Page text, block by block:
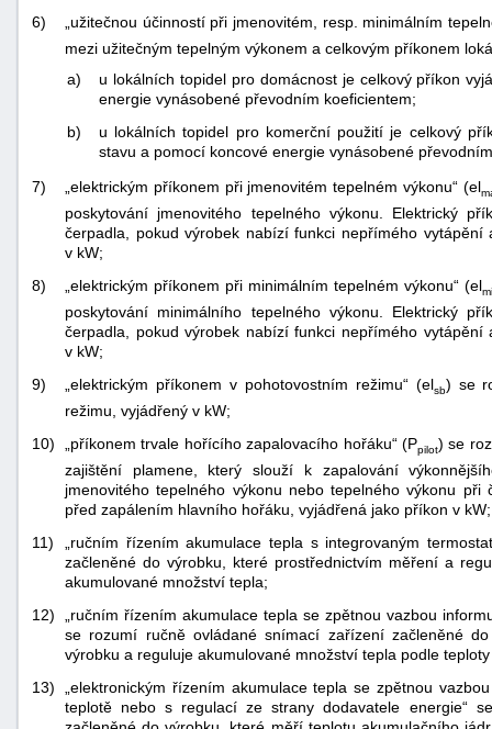
6)
„užitečnou účinností při jmenovitém, resp. minimálním
mezi užitečným tepelným výkonem a celkovým příkonem
a)
u lokálních topidel pro domácnost je celkový příkon
energie vynásobené převodním koeficientem;
b)
u lokálních topidel pro komerční použití je celkový
stavu a pomocí koncové energie vynásobené
7) „elektrickým příkonem při jmenovitém tepelném výkonu“ (el
poskytování jmenovitého tepelného výkonu. Elektrický
čerpadla, pokud výrobek nabízí funkci nepřímého
v kW;
8)
„elektrickým příkonem při minimálním tepelném výkonu“ (el
poskytování minimálního tepelného výkonu. Elektrický
čerpadla, pokud výrobek nabízí funkci nepřímého
v kW;
9)
„elektrickým příkonem v pohotovostním režimu“ (elsb) se
režimu, vyjádřený v kW;
10)
„příkonem trvale hořícího zapalovacího hořáku“ (Ppilot) se
zajištění plamene, který slouží k zapalování
jmenovitého tepelného výkonu nebo tepelného výkonu
před zapálením hlavního hořáku, vyjádřená jako příkon v kW;
11)
„ručním řízením akumulace tepla s integrovaným
začleněné do výrobku, které prostřednictvím měření a
akumulované množství tepla;
12)
„ručním řízením akumulace tepla se zpětnou vazbou
se rozumí ručně ovládané snímací zařízení začleněné
výrobku a reguluje akumulované množství tepla podle
13)
„elektronickým řízením akumulace tepla se zpětnou
teplotě nebo s regulací ze strany dodavatele energie“